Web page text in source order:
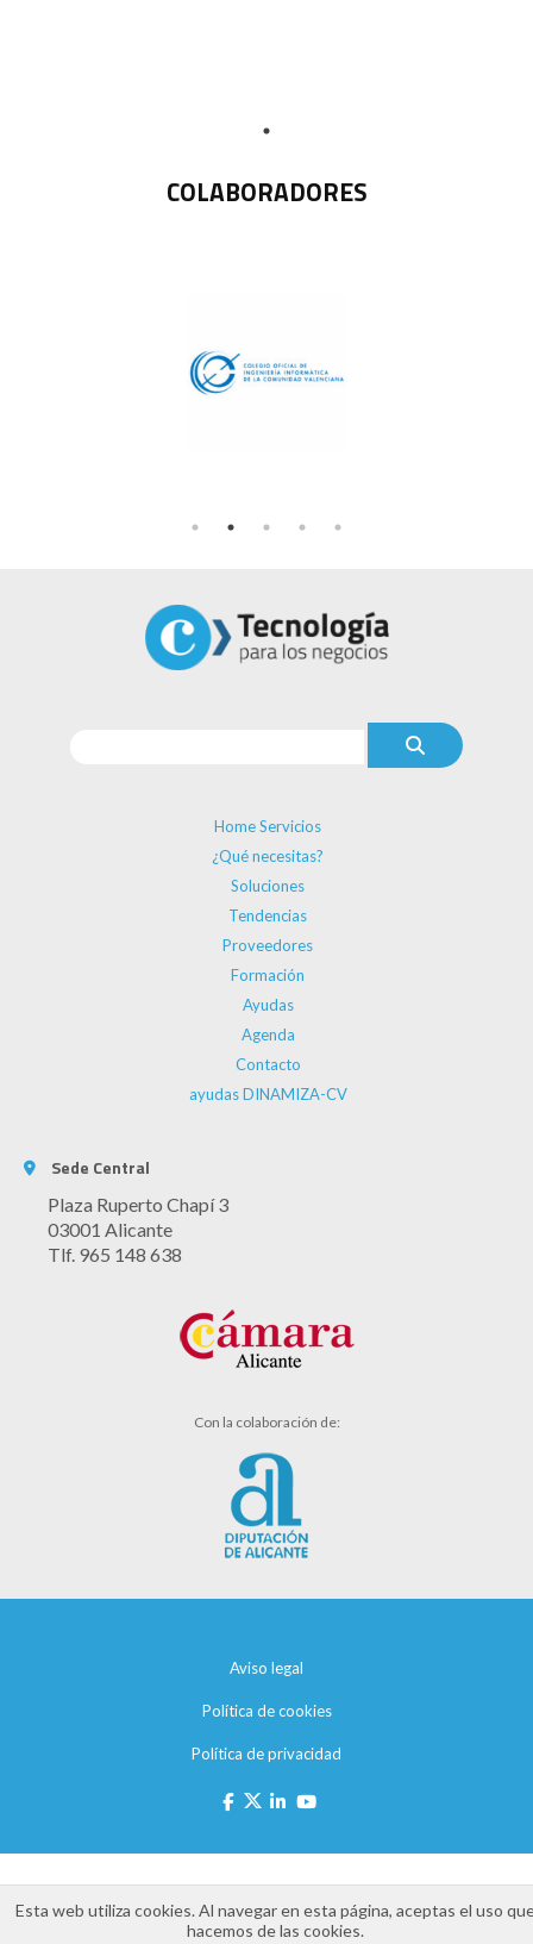
COLABORADORES
Home Servicios
¿Qué necesitas?
Soluciones
Tendencias
Proveedores
Formación
Ayudas
Agenda
Contacto
ayudas DINAMIZA-CV
Sede Central
Plaza Ruperto Chapí 3
03001 Alicante
Tlf. 965 148 638
Con la colaboración de:
Aviso legal
Política de cookies
Política de privacidad
Esta web utiliza cookies. Al navegar en esta página, aceptas el uso
hacemos de las cookies.